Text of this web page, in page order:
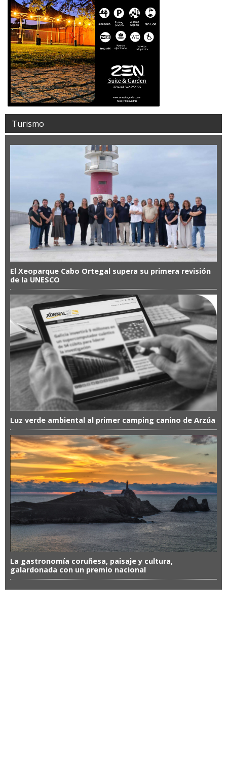
Turismo
El Xeoparque Cabo Ortegal supera su primera revisión
de la UNESCO
Luz verde ambiental al primer camping canino de Arzúa
La gastronomía coruñesa, paisaje y cultura,
galardonada con un premio nacional